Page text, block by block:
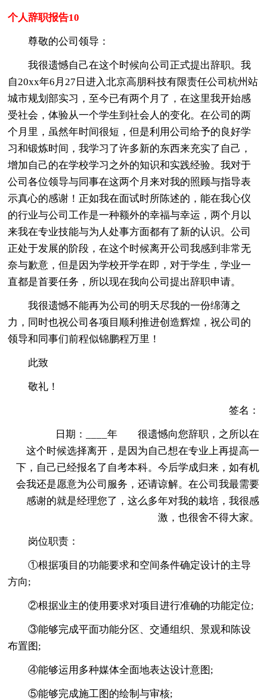
个人辞职报告10
尊敬的公司领导：
我很遗憾自己在这个时候向公司正式提出辞职。我
自20xx年6月27日进入北京高朋科技有限责任公司杭州站
城市规划部实习，至今已有两个月了，在这里我开始感
受社会，体验从一个学生到社会人的变化。在公司的两
个月里，虽然年时间很短，但是利用公司给予的良好学
习和锻炼时间，我学习了许多新的东西来充实了自己，
增加自己的在学校学习之外的知识和实践经验。我对于
公司各位领导与同事在这两个月来对我的照顾与指导表
示真心的感谢！正如我在面试时所陈述的，能在我心仪
的行业与公司工作是一种额外的幸福与幸运，两个月以
来我在专业技能与为人处事方面都有了新的认识。公司
正处于发展的阶段，在这个时候离开公司我感到非常无
奈与歉意，但是因为学校开学在即，对于学生，学业一
直都是首要任务，所以现在我向公司提出辞职申请。
我很遗憾不能再为公司的明天尽我的一份绵薄之
力，同时也祝公司各项目顺利推进创造辉煌，祝公司的
领导和同事们前程似锦鹏程万里！
此致
敬礼！
签名：
日期：____年 很遗憾向您辞职，之所以在
这个时候选择离开，是因为自己想在专业上再提高一
下，自己已经报名了自考本科。今后学成归来，如有机
会我还是愿意为公司服务，还请谅解。在公司我最需要
感谢的就是经理您了，这么多年对我的栽培，我很感
激，也很舍不得大家。
岗位职责：
①根据项目的功能要求和空间条件确定设计的主导
方向;
②根据业主的使用要求对项目进行准确的功能定位;
③能够完成平面功能分区、交通组织、景观和陈设
布置图;
④能够运用多种媒体全面地表达设计意图;
⑤能够完成施工图的绘制与审核;